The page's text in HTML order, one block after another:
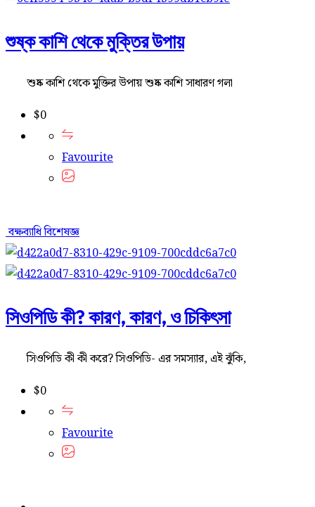
শুষ্ক কাশি থেকে মুক্তির উপায়
শুষ্ক কাশি থেকে মুক্তির উপায় শুষ্ক কাশি সাধারণ গলা
$0
Favourite
বক্ষব্যাধি বিশেষজ্ঞ
সিওপিডি কী? কারণ, কারণ, ও চিকিৎসা
সিওপিডি কী কী করে? সিওপিডি- এর সমস্যার, এই ঝুঁকি,
$0
Favourite